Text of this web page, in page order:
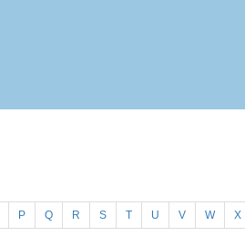
P Q R S T U V W X